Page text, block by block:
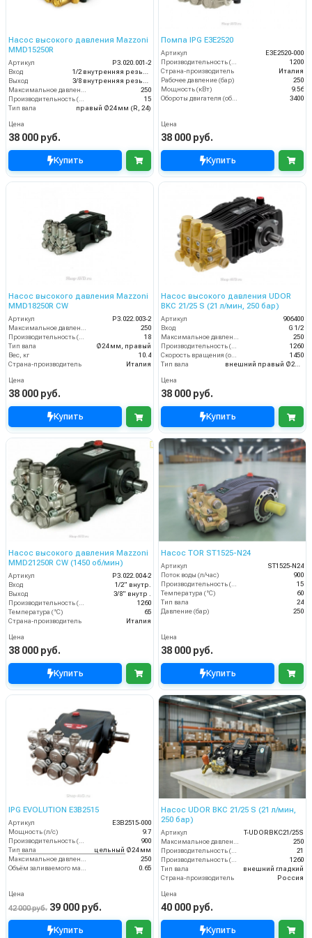
Насос высокого давления Mazzoni
MMD15250R
Артикул
P3.020.001-2
Вход
Выход
250
15
Тип вала
правый Ø24 мм (R, 24)
Цена
38 000 руб.
Купить
Помпа IPG E3E2520
Артикул
E3E2520-000
1200
Страна-производитель
Италия
Рабочее давление (бар)
250
Мощность (кВт)
9.56
3400
Цена
38 000 руб.
Купить
Насос высокого давления Mazzoni
MMD18250R CW
Артикул
P3.022.003-2
Максимальное давление (бар)
250
Производительность (л/мин)
18
Тип вала
Ø24 мм, правый
Вес, кг
10.4
Страна-производитель
Италия
Цена
38 000 руб.
Купить
Насос высокого давления UDOR
BKC 21/25 S (21 л/мин, 250 бар)
Артикул
906400
Вход
G 1/2
Максимальное давление (бар)
250
Производительность (л/ч)
1260
Скорость вращения (об/мин)
1450
Тип вала
внешний правый Ø24 мм
Цена
38 000 руб.
Купить
Насос высокого давления Mazzoni
MMD21250R CW (1450 об/мин)
Артикул
P3.022.004-2
Вход
1/2" внутр.
Выход
3/8" внутр .
1260
Температура (°C)
65
Страна-производитель
Италия
Цена
38 000 руб.
Купить
Насос TOR ST1525-N24
Артикул
ST1525-N24
Поток воды (л/час)
900
15
Температура (°C)
60
Тип вала
24
Давление (бар)
250
Цена
38 000 руб.
Купить
IPG EVOLUTION E3B2515
Артикул
E3B2515-000
Мощность (л/с)
9.7
900
Тип вала
цельный Ø24 мм
250
0.65
Цена
42 000 руб. 39 000 руб.
Купить
Насос UDOR BKC 21/25 S (21 л/мин,
250 бар)
Артикул
T-UDORBKC21/25S
250
21
1260
Тип вала
внешний гладкий
Страна-производитель
Россия
Цена
40 000 руб.
Купить